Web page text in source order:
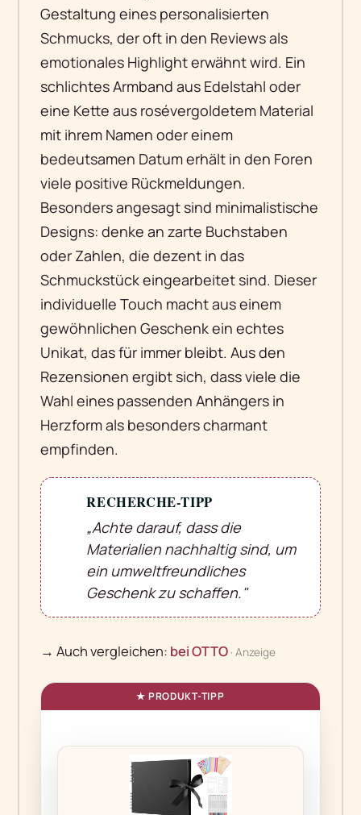
Gestaltung eines personalisierten
Schmucks, der oft in den Reviews als
emotionales Highlight erwähnt wird. Ein
schlichtes Armband aus Edelstahl oder
eine Kette aus rosévergoldetem Material
mit ihrem Namen oder einem
bedeutsamen Datum erhält in den Foren
viele positive Rückmeldungen.
Besonders angesagt sind minimalistische
Designs: denke an zarte Buchstaben
oder Zahlen, die dezent in das
Schmuckstück eingearbeitet sind. Dieser
individuelle Touch macht aus einem
gewöhnlichen Geschenk ein echtes
Unikat, das für immer bleibt. Aus den
Rezensionen ergibt sich, dass viele die
Wahl eines passenden Anhängers in
Herzform als besonders charmant
empfinden.
RECHERCHE-TIPP
„Achte darauf, dass die
Materialien nachhaltig sind, um
ein umweltfreundliches
Geschenk zu schaffen."
→ Auch vergleichen: bei OTTO · Anzeige